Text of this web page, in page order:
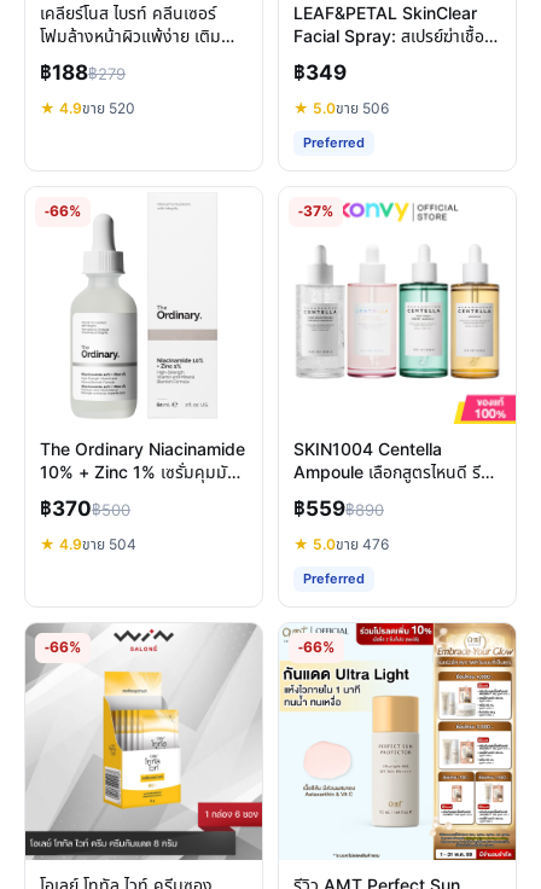
เคลียร์โนส ไบรท์ คลีนเซอร์
โฟมล้างหน้าผิวแพ้ง่าย เติมน้ำ
ผิวกระจ่างใส
฿188฿279
★ 4.9ขาย 520
LEAF&PETAL SkinClear
Facial Spray: สเปรย์ฆ่าเชื้อ
สิว HOCl ลดสิวซ้ำซาก
฿349
★ 5.0ขาย 506
Preferred
-66%
The Ordinary Niacinamide
10% + Zinc 1% เซรั่มคุมมัน
ลดรอย ผิวเรียบเนียน
฿370฿500
★ 4.9ขาย 504
-37%
SKIN1004 Centella
Ampoule เลือกสูตรไหนดี รีวิว
ครบทุกปัญหาผิว
฿559฿890
★ 5.0ขาย 476
Preferred
-66% -66%